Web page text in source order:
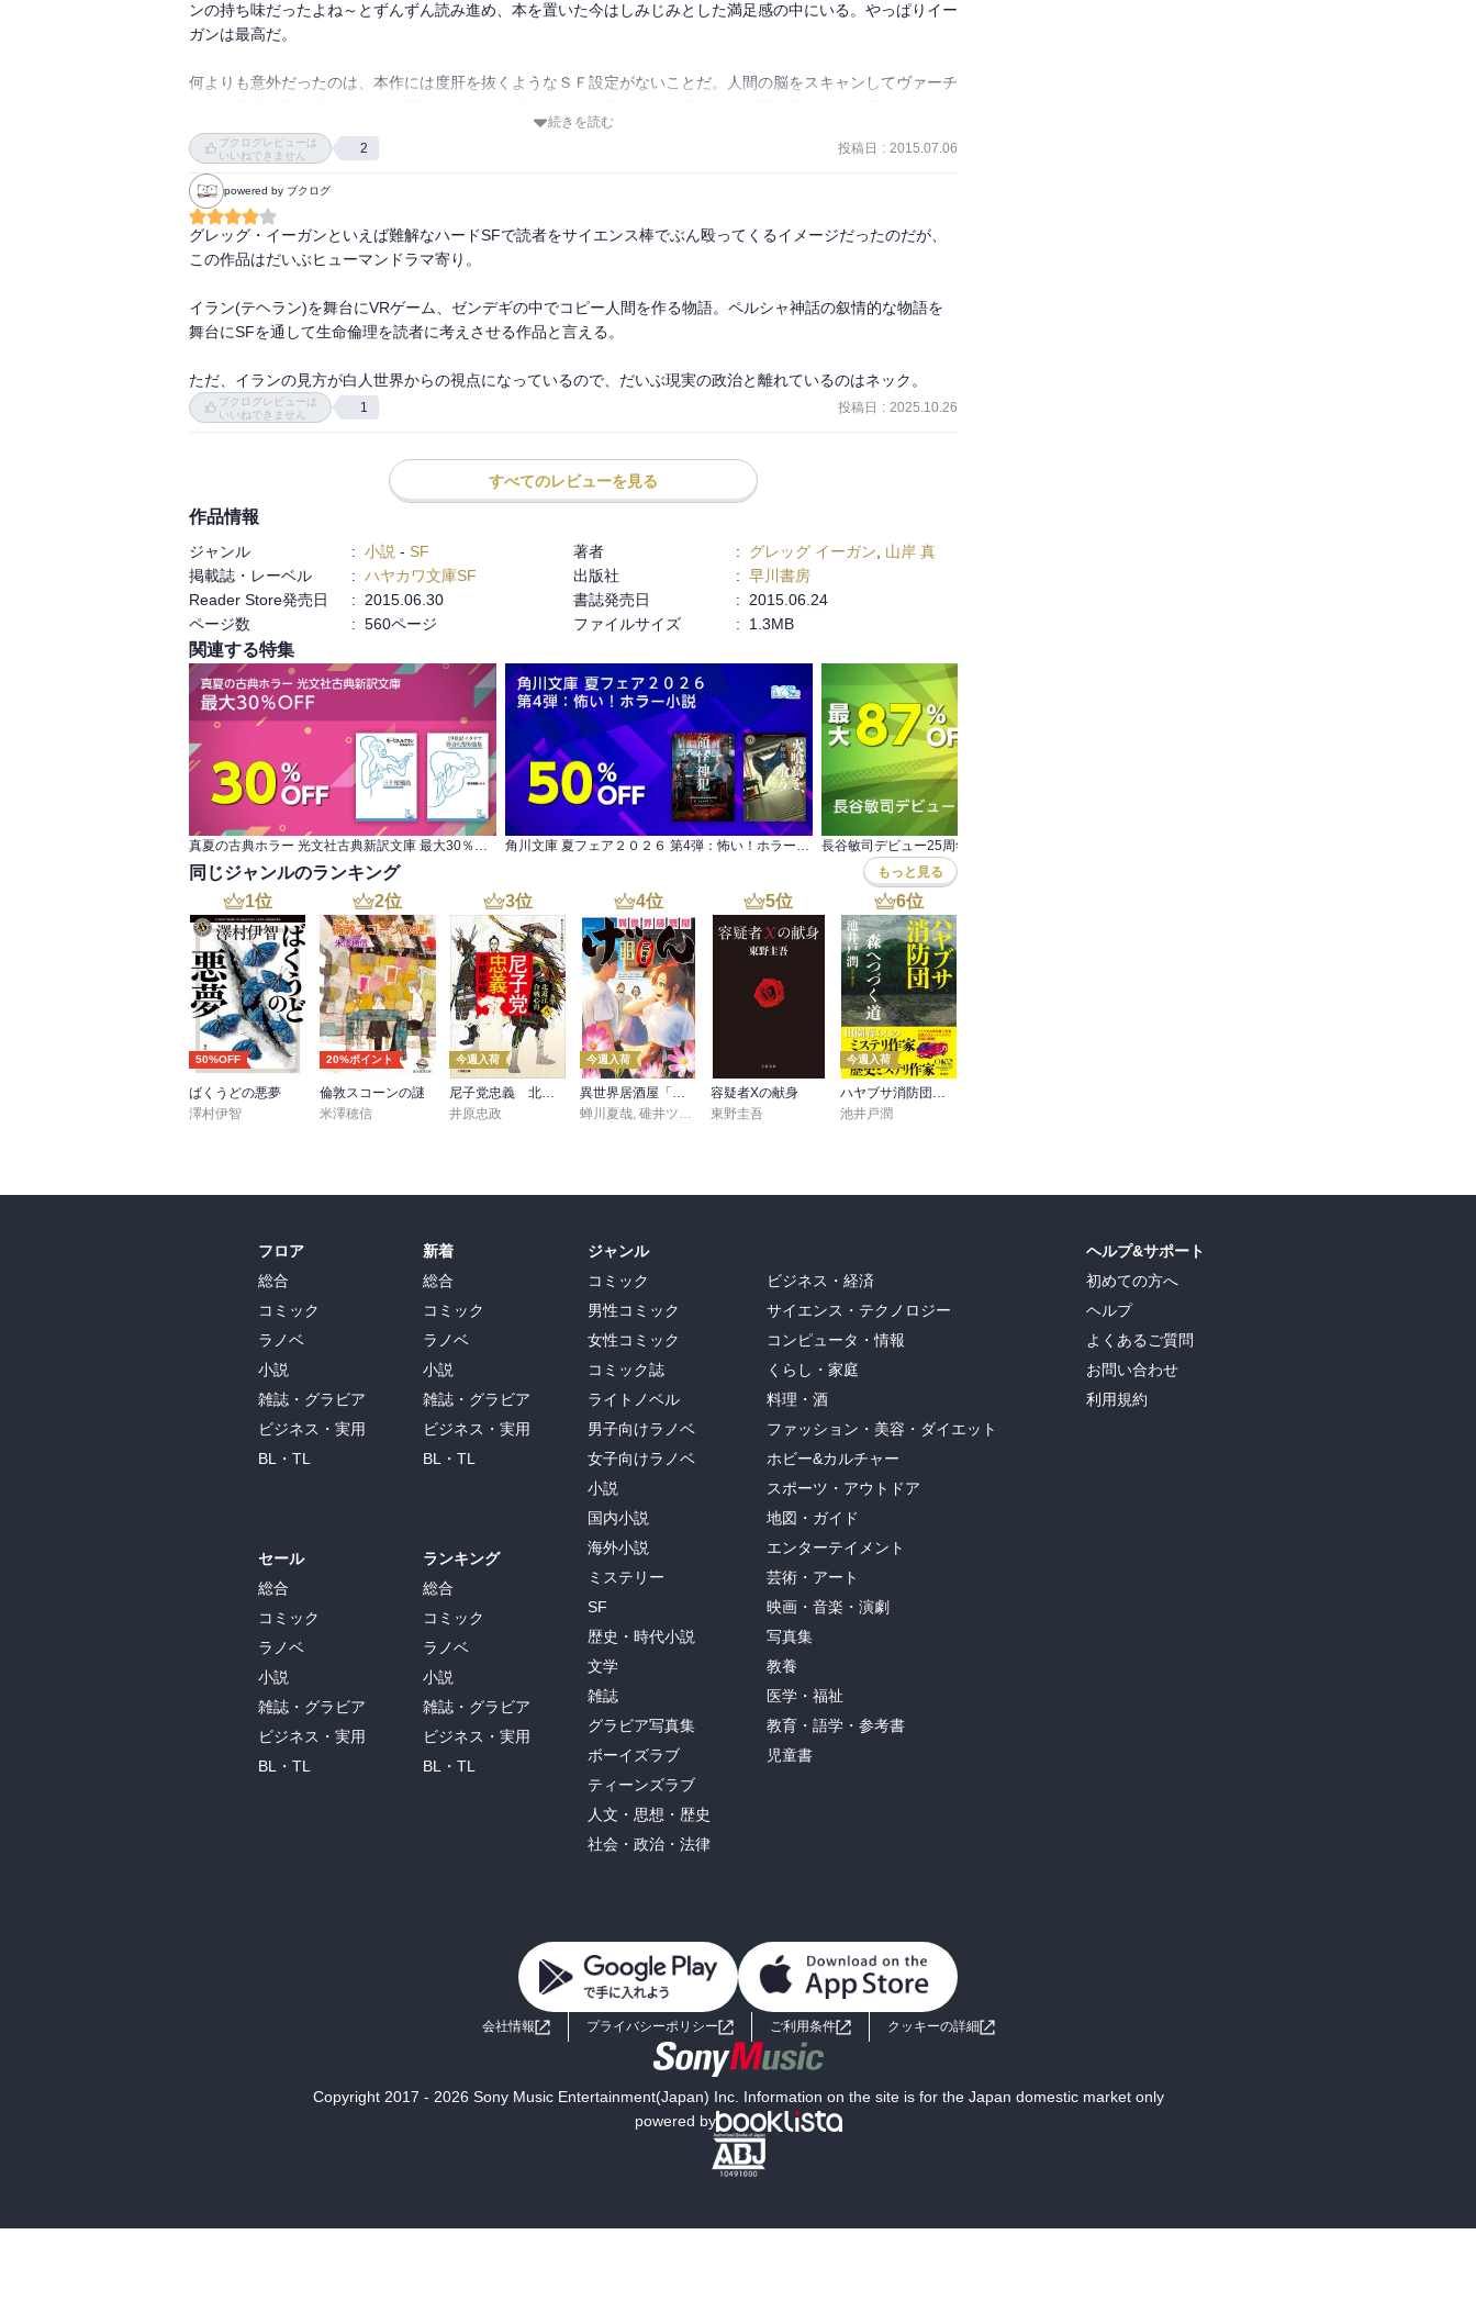
ンの持ち味だったよね～とずんずん読み進め、本を置いた今はしみじみとした満足感の中にいる。やっぱりイー
ガンは最高だ。
何よりも意外だったのは、本作には度肝を抜くようなＳＦ設定がないことだ。人間の脳をスキャンしてヴァーチ
ンが、ここではその遙か手前、現実にかなり近い（のかな？）段階のテクノロジーを設定している。まあ、だか
らといってわかりやすいかというと、そんなことはまったくないわけだけど、読み出していきなりガーンと遠く
へ連れ去られていく気分になる「ディアスポラ」や「白熱光」とは別タイプの作品だ。
また、舞台がイランで、第一部ではその政治情勢が重要な背景となっている。えーっとこの頃のイランってどう
なってたんだっけ？ 途中で本を置いて調べてから再開。そういう知識が絶対必要というのではないが、少し知
不幸な形で妻を亡くし、自分も病気で長く生きられないとわかった主人公（の一人）マーティンが、幼い息子の
ーガンなのだからして、その愛情の捉え方も思弁的で、いたずらにセンチメンタルなものではなく、その抑制に
ぐっとくる。）最新テクノロジーにその願いを託そうとしたマーティンだが、やはり最終的に人の心を救うの
は、現実の時間を共にし、記憶を共有する人なのだ。
ヴァーチャルな存在が持つ「意識」についても考察されているが、本作ではそこにはあまり深入りしていない。
ただ、「記憶」というものが「意識」に不可欠なものであるという考えが示されていて、これには説得力があ
る。
もう一人の主人公はイラン人の女性科学者。父が政治犯として処刑され、アメリカへ亡命。その後イランへ戻
り、ヴァーチャルゲーム「ゼンデギ」開発の現場にいる。テクノロジーによって祖国に貢献したいと強く願いな
がら、現実は思うに任せない。彼女のパートを読んでいると、技術開発というものが実に生臭いもので、いった
ん走り出した技術を「ほどほど」でとどめ置くことなど不可能なのではないかという気持ちになる。
とは言っても、イーガンは単純にテクノロジーの否定的な面を描いているのではなくて（もちろん）、第一部の
民主化を求めるイランのデモの渦中、多くの人を救うのもまたテクノロジーだ。人間の幸福と技術的進歩の関係
は、複雑に絡まり合っていて、そう一筋縄でいくものではない。このクールで複眼的な見方が著者の大きな魅力
だと思う。
物語は、記者としてイランに赴任するマーティンが、持っていけないレコードをデジタル化するというエピソー
ドから始まる。これが伏線だったのね。他にもいろいろありそうで、読み返すのが楽しみだ。
続きを読む
ブクログレビューは
いいねできません
2 投稿日 : 2015.07.06
powered by ブクログ
グレッグ・イーガンといえば難解なハードSFで読者をサイエンス棒でぶん殴ってくるイメージだったのだが、
この作品はだいぶヒューマンドラマ寄り。
イラン(テヘラン)を舞台にVRゲーム、ゼンデギの中でコピー人間を作る物語。ペルシャ神話の叙情的な物語を
舞台にSFを通して生命倫理を読者に考えさせる作品と言える。
ただ、イランの見方が白人世界からの視点になっているので、だいぶ現実の政治と離れているのはネック。
ブクログレビューは
いいねできません
1 投稿日 : 2025.10.26
すべてのレビューを見る
作品情報
ジャンル : 小説 - SF 著者 : グレッグ イーガン
山岸 真
掲載誌・レーベル
: ハヤカワ文庫SF 出版社 : 早川書房
Reader Store発売日
: 2015.06.30 書誌発売日 :
2015.06.24
ページ数
: 560ページ ファイルサイズ : 1.3MB
関連する特集
真夏の古典ホラー 光文社古典新訳文庫 最大30％OFF 角川文庫 夏フェア２０２６ 第4弾：怖い！ホラー小説 長谷敏司デビュー25周年フェア！
同じジャンルのランキング もっと見る
1位
50%OFF
ばくうどの悪夢
澤村伊智
2位
20%ポイント
倫敦スコーンの謎
米澤穂信
3位
今週入荷
尼子党忠義 北近江合戦心得〈八〉
井原忠政
4位
今週入荷
異世界居酒屋「げん」三杯目
蝉川夏哉, 碓井ツカサ
5位
容疑者Xの献身
東野圭吾
6位
今週入荷
ハヤブサ消防団 森へつづく道
池井戸潤
フロア
総合
コミック
ラノベ
小説
雑誌・グラビア
ビジネス・実用
BL・TL
セール
総合
コミック
ラノベ
小説
雑誌・グラビア
ビジネス・実用
BL・TL
新着
総合
コミック
ラノベ
小説
雑誌・グラビア
ビジネス・実用
BL・TL
ランキング
総合
コミック
ラノベ
小説
雑誌・グラビア
ビジネス・実用
BL・TL
ジャンル
コミック
男性コミック
女性コミック
コミック誌
ライトノベル
男子向けラノベ
女子向けラノベ
小説
国内小説
海外小説
ミステリー
SF
歴史・時代小説
文学
雑誌
グラビア写真集
ボーイズラブ
ティーンズラブ
人文・思想・歴史
社会・政治・法律
ビジネス・経済
サイエンス・テクノロジー
コンピュータ・情報
くらし・家庭
料理・酒
ファッション・美容・ダイエット
ホビー&カルチャー
スポーツ・アウトドア
地図・ガイド
エンターテイメント
芸術・アート
映画・音楽・演劇
写真集
教養
医学・福祉
教育・語学・参考書
児童書
ヘルプ&サポート
初めての方へ
ヘルプ
よくあるご質問
お問い合わせ
利用規約
会社情報 プライバシーポリシー ご利用条件 クッキーの詳細
Copyright 2017 - 2026 Sony Music Entertainment(Japan) Inc. Information on the site is for the Japan domestic market only
powered by